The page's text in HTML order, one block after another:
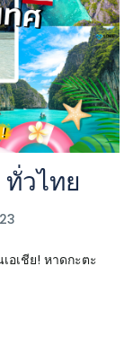
วไทย
อเชีย! หาดกะตะ